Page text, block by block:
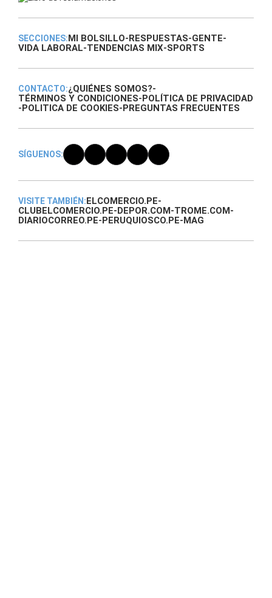
SECCIONES:MI BOLSILLO-RESPUESTAS-GENTE-
VIDA LABORAL-TENDENCIAS MIX-SPORTS
CONTACTO:¿QUIÉNES SOMOS?-
TÉRMINOS Y CONDICIONES-POLÍTICA DE PRIVACIDAD
-POLITICA DE COOKIES-PREGUNTAS FRECUENTES
SÍGUENOS:
VISITE TAMBIÉN:ELCOMERCIO.PE-
CLUBELCOMERCIO.PE-DEPOR.COM-TROME.COM-
DIARIOCORREO.PE-PERUQUIOSCO.PE-MAG